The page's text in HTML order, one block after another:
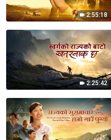
2:55:18
2:25:42